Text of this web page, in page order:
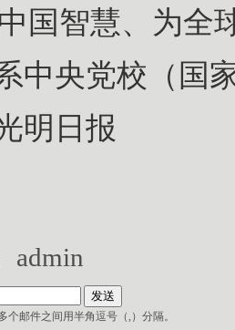
国智慧、为全
中央党校（国
明日报
admin
邮件之间用半角逗号（,）分隔。